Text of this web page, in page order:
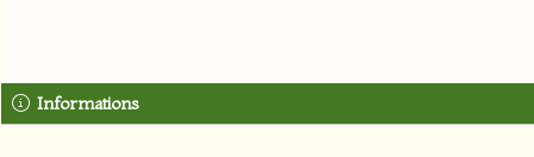
Informations